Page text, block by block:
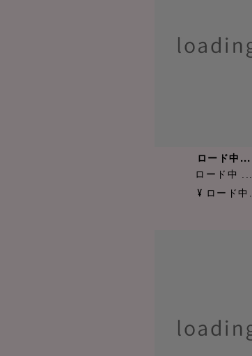
ロード中...
ロード中 ...
¥ ロード中...